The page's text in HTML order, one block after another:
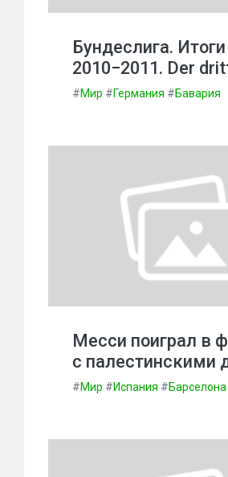
Бундеслига.
2010−2011. Der
#Мир #Германия #Бавария
Месси поиграл в
с палестинскими
#Мир #Испания #Барселона